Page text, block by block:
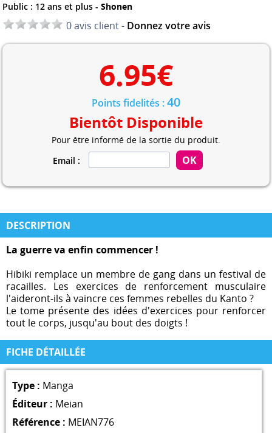
Public : 12 ans et plus -Shonen
0 avis client - Donnez votre avis
6.95€
Points fidelités :40
Bientôt Disponible
Pour être informé de la sortie du produit.
Email :
DESCRIPTION
La guerre va enfin commencer !
Hibiki remplace un membre de gang dans un festival de
racailles. Les exercices de renforcement musculaire
l'aideront-ils à vaincre ces femmes rebelles du Kanto ?
Le tome présente des idées d'exercices pour renforcer
tout le corps, jusqu'au bout des doigts !
FICHE DÉTAILLÉE
Type : Manga
Éditeur : Meian
Référence : MEIAN776